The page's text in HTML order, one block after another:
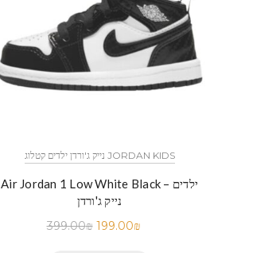
נייק ג'ורדן ילדים קטלוג JORDAN KIDS
Air Jordan 1 Low White Black ילדים –
נייק ג'ורדן
399.00₪ 199.00₪